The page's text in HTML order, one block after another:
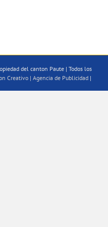
del canton Paute | Todos los
Creativo | Agencia de Publicidad |